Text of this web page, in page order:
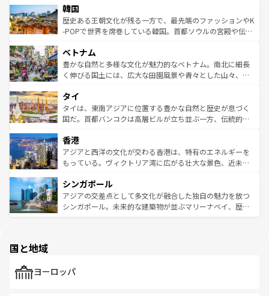
はコンテンツ一覧
いる。アクティビティも充実しており、サーフィンやダイ
ビング、ハイキングなど、アウトドア好きにはたまらな
い。オーストラリアの多彩な魅力を存分に味わいつくそ
参照してほしい。
ン）、静ひつな山岳地帯である台湾東部など、都市の喧騒
と山間の静けさが共存しており、訪れる人に新しい発見と
驚きをもたらしてくれる。また、奥深い台湾の食文化も魅
容にもいいと評判のスイーツなど、バラエティ豊かな料理
が味わえる。 なお、新着の台湾情報は コンテンツ一覧を参
照してほしい。
韓国
歴史ある王朝文化が残る一方で、最先端のファッションやK
-POPで世界を席巻している韓国。首都ソウルの宮殿や伝統
き、地方に足を延ばせば四季折々の自然美を楽しむことが
できる。そして、キムチや焼肉、絶品のストリートフード
まで、さまざまな韓国料理が待っている。夜には、韓国な
リティに包まれながら、韓国の多彩な魅力を心ゆくまで味
わってみてほしい。 なお、新着の韓国情報はコンテンツ一
覧を参照してほしい。
ベトナム
豊かな自然と多様な文化が魅力的なベトナム。南北に細長
く伸びる国土には、広大な田園風景や青々とした山々、世
急速な発展と共に伝統が息づく。ハノイの古い町並みやホ
ーチミン市のフランス統治時代の建物も、独特の雰囲気を
醸し出している。また、バラエティの豊かさとおいしさで
とつ。フォーやバインミー、ベトナムコーヒーなどは、ぜ
ひ現地で味わいたい。どの地域を訪れてもあたたかい人々
が旅行者を迎えてくれるので、きっと忘れられない旅にな
参照してほしい。
タイ
タイは、東南アジアに位置する豊かな自然と歴史が息づく
国だ。首都バンコクは高層ビルが立ち並ぶ一方、伝統的な
の活気が交差している。北部ではチェンマイなどの山岳地
帯で自然と触れ合い、南部ではプーケットやクラビの美し
いビーチでリゾート気分を楽しむことができる。タイ料理
激する。気候は一年中温暖で、どの季節にも異なる楽しみ
が待っている。親しみやすいタイの人々、仏教を中心とし
た文化、そして多様な観光資源が、訪れる旅人を魅了し続
香港
アジアと西洋の文化が交わる香港は、特有のエネルギーを
もっている。ヴィクトリア湾に広がる壮大な景色、近未来
み、どこを訪れても感動するはず。観光スポットが密集し
ており、効率よく見どころを回れるのも魅力。息をのむよ
うな絶景から文化的な体験まで、香港を存分に楽しみ尽く
シンガポール
アジアの交差点として多文化が融合した独自の魅力を放つ
シンガポール。未来的な建築物が並ぶマリーナベイ、歴史
で、ホーカーズは地元の風情を楽しめる外せないスポット
国と地域
ヨーロッパ